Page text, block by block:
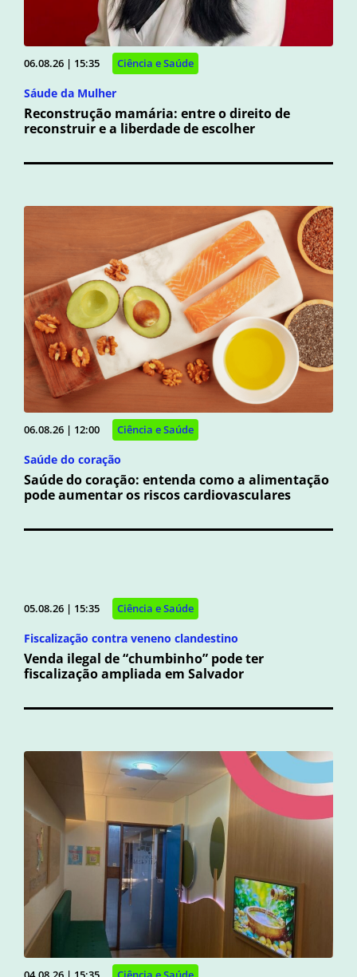
06.08.26 | 15:35 Ciência e Saúde
Sáude da Mulher
Reconstrução mamária: entre o direito de
reconstruir e a liberdade de escolher
06.08.26 | 12:00 Ciência e Saúde
Saúde do coração
Saúde do coração: entenda como a alimentação
pode aumentar os riscos cardiovasculares
05.08.26 | 15:35 Ciência e Saúde
Fiscalização contra veneno clandestino
Venda ilegal de “chumbinho” pode ter
fiscalização ampliada em Salvador